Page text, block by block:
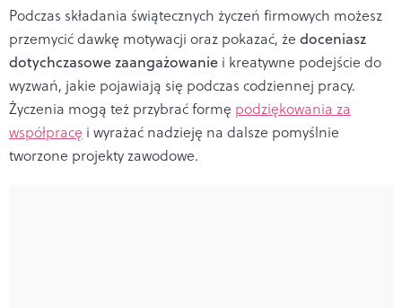
Podczas składania świątecznych życzeń firmowych możesz
przemycić dawkę motywacji oraz pokazać, że doceniasz
dotychczasowe zaangażowanie i kreatywne podejście do
wyzwań, jakie pojawiają się podczas codziennej pracy.
Życzenia mogą też przybrać formę podziękowania za
współpracę i wyrażać nadzieję na dalsze pomyślnie
tworzone projekty zawodowe.